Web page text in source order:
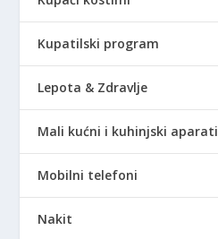
Kupatilski program
Lepota & Zdravlje
Mali kućni i kuhinjski aparati
Mobilni telefoni
Nakit